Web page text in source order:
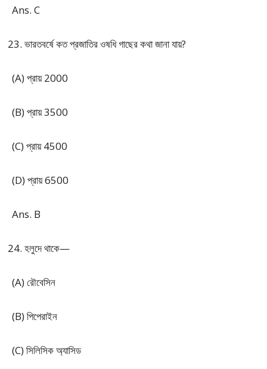
Ans. C
ভারতবর্ষে কত প্রজাতির ওষধি গাছের কথা জানা যায়?
(A) প্রায় 2000
(B) প্রায় 3500
(C) প্রায় 4500
(D) প্রায় 6500
Ans. B
হলুদে থাকে—
(A) রৌবেসিন
(B) পিপেরাইন
(C) সিলিসিক অ্যাসিড